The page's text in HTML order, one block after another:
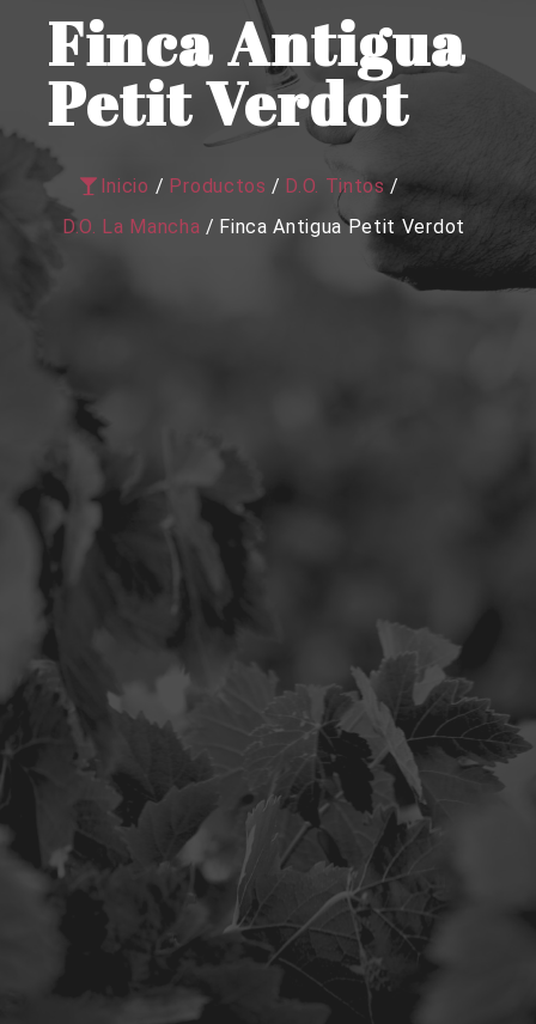
Finca Antigua
Petit Verdot
Inicio / Productos / D.O. Tintos /
D.O. La Mancha / Finca Antigua Petit Verdot